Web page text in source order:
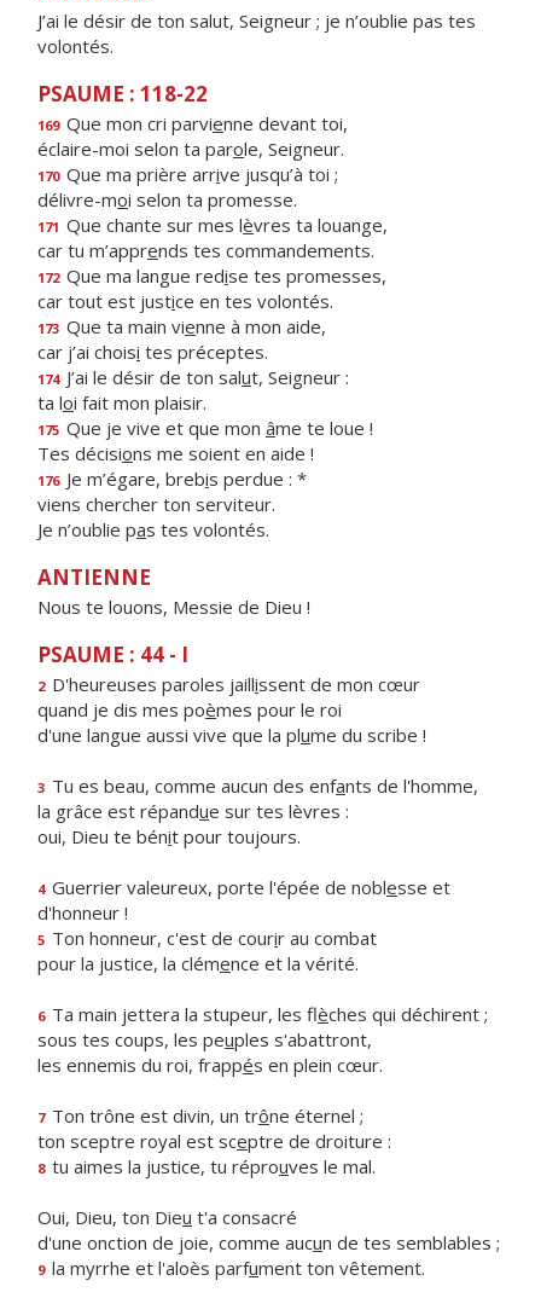
J’ai le désir de ton salut, Seigneur ; je n’oublie pas tes
volontés.
PSAUME : 118-22
169 Que mon cri parvienne devant toi,
éclaire-moi selon ta parole, Seigneur.
170 Que ma prière arrive jusqu’à toi ;
délivre-moi selon ta promesse.
171 Que chante sur mes lèvres ta louange,
car tu m’apprends tes commandements.
172 Que ma langue redise tes promesses,
car tout est justice en tes volontés.
173 Que ta main vienne à mon aide,
car j’ai choisi tes préceptes.
174 J’ai le désir de ton salut, Seigneur :
ta loi fait mon plaisir.
175 Que je vive et que mon âme te loue !
Tes décisions me soient en aide !
176 Je m’égare, brebis perdue : *
viens chercher ton serviteur.
Je n’oublie pas tes volontés.
ANTIENNE
Nous te louons, Messie de Dieu !
PSAUME : 44 - I
2 D'heureuses paroles jaillissent de mon cœur
quand je dis mes poèmes pour le roi
d'une langue aussi vive que la plume du scribe !
3 Tu es beau, comme aucun des enfants de l'homme,
la grâce est répandue sur tes lèvres :
oui, Dieu te bénit pour toujours.
4 Guerrier valeureux, porte l'épée de noblesse et
d'honneur !
5 Ton honneur, c'est de courir au combat
pour la justice, la clémence et la vérité.
6 Ta main jettera la stupeur, les flèches qui déchirent ;
sous tes coups, les peuples s'abattront,
les ennemis du roi, frappés en plein cœur.
7 Ton trône est divin, un trône éternel ;
ton sceptre royal est sceptre de droiture :
8 tu aimes la justice, tu réprouves le mal.
Oui, Dieu, ton Dieu t'a consacré
d'une onction de joie, comme aucun de tes semblables ;
9 la myrrhe et l'aloès parfument ton vêtement.